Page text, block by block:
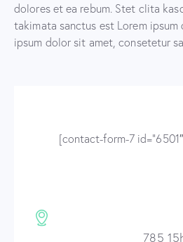
dolores et ea rebum. Stet clita
takimata sanctus est Lorem ipsum
ipsum dolor sit amet, consetetur
[contact-form-7
785